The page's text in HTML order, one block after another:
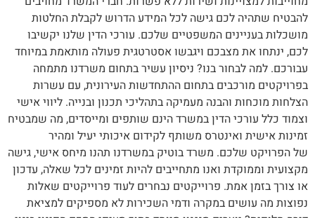
להבטיח שתהיה לכם גישה לכל המידע הדרוש לקבלת החלטות
מושכלות בעניינים המשפטיים שלכם. עורכי הדין שלנו יקשיבו
לכם, ינתחו את מצבכם ויגבשו אסטרטגית פעולה מותאמת במיוחד
עבורכם. למה לבחור בנו? ניסיון עשיר בתחום משרדנו מתמחה
בפרויקטים מורכבים בתחום ההתחדשות העירונית, עם עשרות
הצלחות מוכחות והבנה מעמיקה בתהליכי תכנון ובנייה. ליווי אישי
וצמוד כלל עורכי הדין במשרד הינם שותפים ומייסדים, מה שמבטיח
זמינות אישית ואינטרס משותף לקידום איכותי יעיל ומהיר
של הפרויקט שלכם. משרד בוטיק במשרדנו תהנו מיחס אישי, גישה
מקצועית וממוקדת ואנו מתחייבים להיות זמינים לכל שאלה, עדכון
או צורך בזמן אמת. פרוייקטים נבחרים לעוד פרוייקטים שאלות
נפוצות מה עושים במקרה ודמי השכירות לא מספיקים למציאת